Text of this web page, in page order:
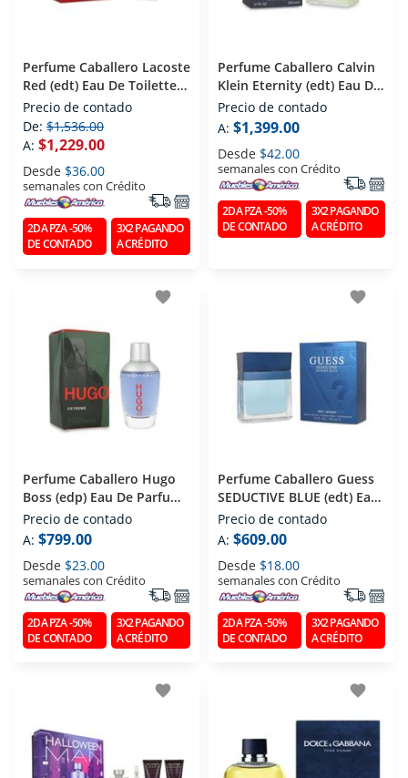
Perfume Caballero Lacoste
Red (edt) Eau De Toilette
125 Ml
Precio de contado
De: $1,536.00
A: $1,229.00
Desde $36.00
semanales con Crédito
2DA PZA -50%
DE CONTADO
3X2 PAGANDO
A CRÉDITO
Perfume Caballero Calvin
Klein Eternity (edt) Eau De
Toilette 200 Ml
Precio de contado
A: $1,399.00
Desde $42.00
semanales con Crédito
2DA PZA -50%
DE CONTADO
3X2 PAGANDO
A CRÉDITO
favorite
Perfume Caballero Hugo
Boss (edp) Eau De Parfum
75 Ml
Precio de contado
A: $799.00
Desde $23.00
semanales con Crédito
2DA PZA -50%
DE CONTADO
3X2 PAGANDO
A CRÉDITO
favorite
Perfume Caballero Guess
SEDUCTIVE BLUE (edt) Eau
De Toilette 100 Ml
Precio de contado
A: $609.00
Desde $18.00
semanales con Crédito
2DA PZA -50%
DE CONTADO
3X2 PAGANDO
A CRÉDITO
favorite favorite